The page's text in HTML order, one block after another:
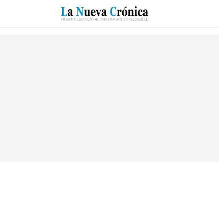
SUCESOS CULTURAS ESPECIALES DEPORTES